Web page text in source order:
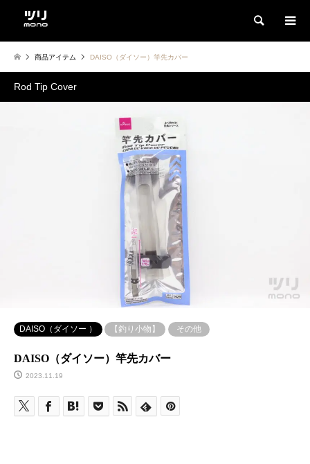
検索
商品アイテム DAISO（ダイソー）竿先カバー
Rod Tip Cover
DAISO（ダイソー ） 【釣り小物】 その他
DAISO（ダイソー）竿先カバー
2023.11.19